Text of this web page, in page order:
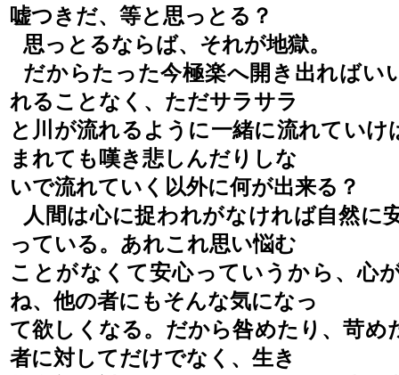
嘘つきだ、等と思っとる？
思っとるならば、それが地獄。
だからたった今極楽へ開き出ればい
れることなく、ただサラサラ
と川が流れるように一緒に流れていけ
まれても嘆き悲しんだりしな
いで流れていく以外に何が出来る？
人間は心に捉われがなければ自然に
っている。あれこれ思い悩む
ことがなくて安心っていうから、心
ね、他の者にもそんな気になっ
て欲しくなる。だから咎めたり、苛め
者に対してだけでなく、生き